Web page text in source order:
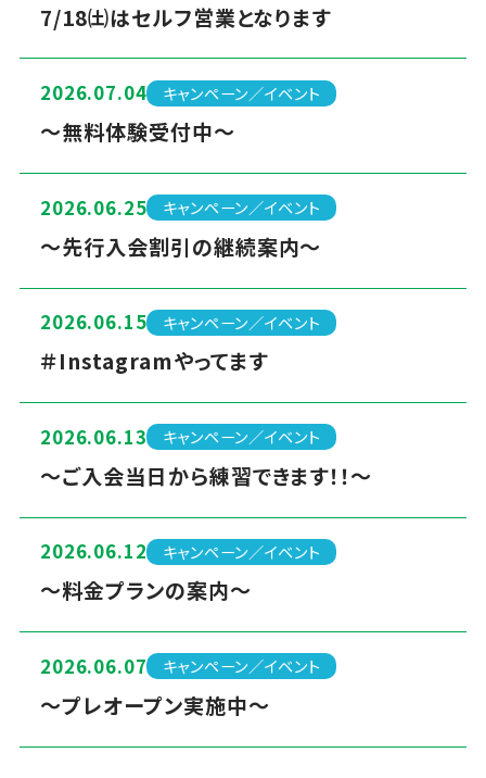
7/18㈯はセルフ営業となります
2026.07.04 キャンペーン／イベント
～無料体験受付中～
2026.06.25 キャンペーン／イベント
～先行入会割引の継続案内～
2026.06.15 キャンペーン／イベント
＃Instagramやってます
2026.06.13 キャンペーン／イベント
～ご入会当日から練習できます！！～
2026.06.12 キャンペーン／イベント
～料金プランの案内～
2026.06.07 キャンペーン／イベント
～プレオープン実施中～